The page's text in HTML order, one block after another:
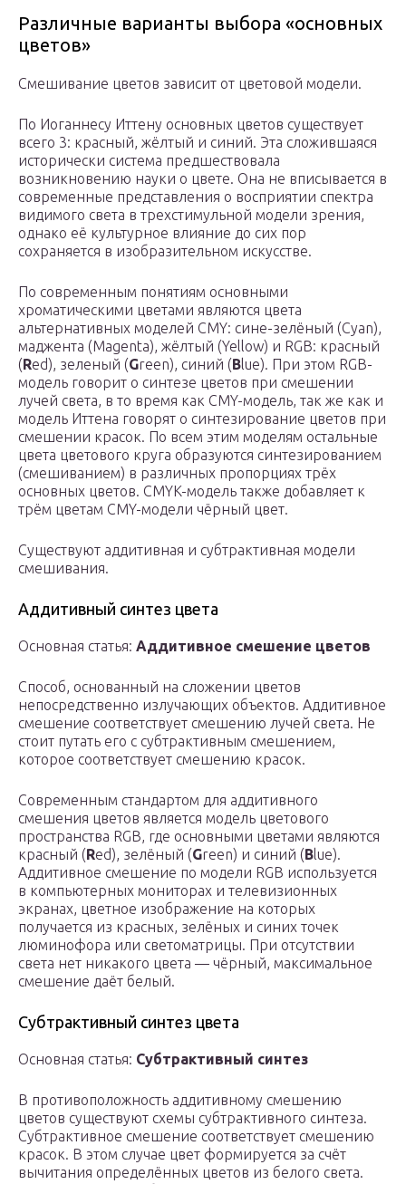
Различные варианты выбора «основных
цветов»
Смешивание цветов зависит от цветовой модели.
По Иоганнесу Иттену основных цветов существует
всего 3: красный, жёлтый и синий. Эта сложившаяся
исторически система предшествовала
возникновению науки о цвете. Она не вписывается в
современные представления о восприятии спектра
видимого света в трехстимульной модели зрения,
однако её культурное влияние до сих пор
сохраняется в изобразительном искусстве.
По современным понятиям основными
хроматическими цветами являются цвета
альтернативных моделей CMY: сине-зелёный (Cyan),
маджента (Magenta), жёлтый (Yellow) и RGB: красный
(Red), зеленый (Green), синий (Blue). При этом RGB-
модель говорит о синтезе цветов при смешении
лучей света, в то время как CMY-модель, так же как и
модель Иттена говорят о синтезирование цветов при
смешении красок. По всем этим моделям остальные
цвета цветового круга образуются синтезированием
(смешиванием) в различных пропорциях трёх
основных цветов. CMYK-модель также добавляет к
трём цветам CMY-модели чёрный цвет.
Существуют аддитивная и субтрактивная модели
смешивания.
Аддитивный синтез цвета
Основная статья: Аддитивное смешение цветов
Способ, основанный на сложении цветов
непосредственно излучающих объектов. Аддитивное
смешение соответствует смешению лучей света. Не
стоит путать его с субтрактивным смешением,
которое соответствует смешению красок.
Современным стандартом для аддитивного
смешения цветов является модель цветового
пространства RGB, где основными цветами являются
красный (Red), зелёный (Green) и синий (Blue).
Аддитивное смешение по модели RGB используется
в компьютерных мониторах и телевизионных
экранах, цветное изображение на которых
получается из красных, зелёных и синих точек
люминофора или светоматрицы. При отсутствии
света нет никакого цвета — чёрный, максимальное
смешение даёт белый.
Субтрактивный синтез цвета
Основная статья: Субтрактивный синтез
В противоположность аддитивному смешению
цветов существуют схемы субтрактивного синтеза.
Субтрактивное смешение соответствует смешению
красок. В этом случае цвет формируется за счёт
вычитания определённых цветов из белого света.